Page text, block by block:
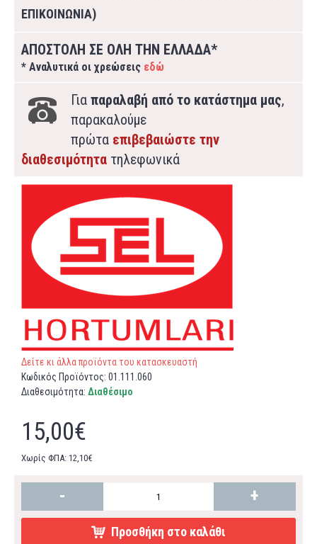
ΕΠΙΚΟΙΝΩΝΙΑ)
ΑΠΟΣΤΟΛΗ ΣΕ ΟΛΗ ΤΗΝ ΕΛΛΑΔΑ*
* Αναλυτικά οι χρεώσεις εδώ
Για παραλαβή από το κατάστημα μας,
παρακαλούμε
πρώτα επιβεβαιώστε την
διαθεσιμότητα τηλεφωνικά
Δείτε κι άλλα προϊόντα του κατασκευαστή
Κωδικός Προϊόντος: 01.111.060
Διαθεσιμότητα: Διαθέσιμο
15,00€
Χωρίς ΦΠΑ: 12,10€
- +
Προσθήκη στο καλάθι